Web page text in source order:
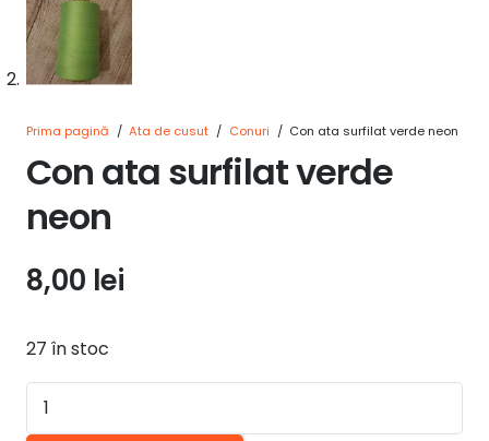
Prima pagină / Ata de cusut / Conuri / Con ata surfilat verde neon
Con ata surfilat verde
neon
8,00 lei
27 în stoc
Cantitate
Con